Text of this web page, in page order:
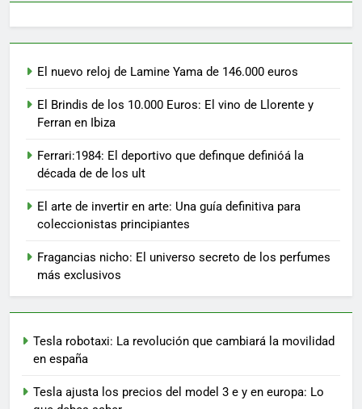
El nuevo reloj de Lamine Yama de 146.000 euros
El Brindis de los 10.000 Euros: El vino de Llorente y
Ferran en Ibiza
Ferrari:1984: El deportivo que definque definióá la
década de de los ult
El arte de invertir en arte: Una guía definitiva para
coleccionistas principiantes
Fragancias nicho: El universo secreto de los perfumes
más exclusivos
Tesla robotaxi: La revolución que cambiará la movilidad
en españa
Tesla ajusta los precios del model 3 e y en europa: Lo